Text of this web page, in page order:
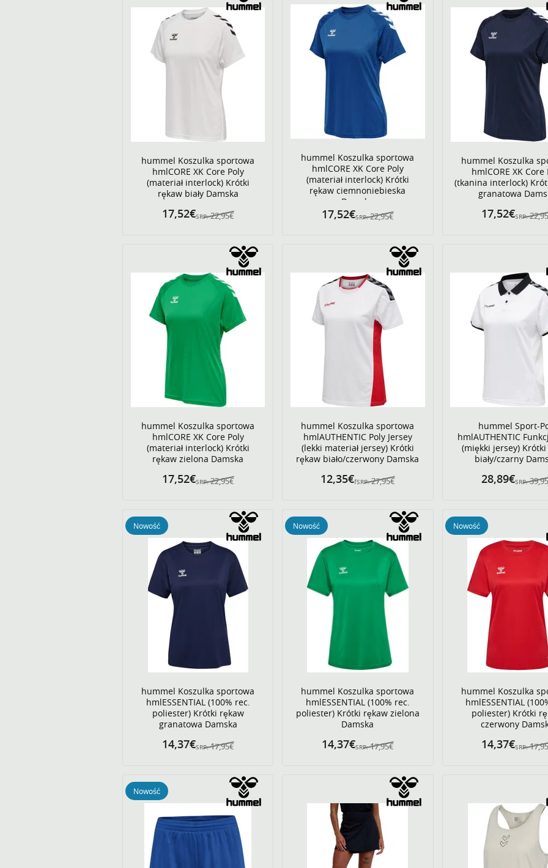
hummel Koszulka sportowa
hmlCORE XK Core Poly
(materiał interlock) Krótki
rękaw biały Damska
SRP: 22,95€
17,52€
hummel Koszulka sportowa
hmlCORE XK Core Poly
(materiał interlock) Krótki
rękaw ciemnoniebieska
Damska
SRP: 22,95€
17,52€
hummel Koszulka
hmlCORE XK Core
(tkanina interlock)
granatowa
SRP:
17,52€
hummel Koszulka sportowa
hmlCORE XK Core Poly
(materiał interlock) Krótki
rękaw zielona Damska
SRP: 22,95€
17,52€
hummel Koszulka sportowa
hmlAUTHENTIC Poly Jersey
(lekki materiał jersey) Krótki
rękaw biało/czerwony Damska
fSRP: 27,95€
12,35€
hummel Sport-
hmlAUTHENTIC
(miękki jersey)
biały/czarny
SRP:
28,89€
hummel Koszulka sportowa
hmlESSENTIAL (100% rec.
poliester) Krótki rękaw
granatowa Damska
SRP: 17,95€
14,37€
Nowość
hummel Koszulka sportowa
hmlESSENTIAL (100% rec.
poliester) Krótki rękaw zielona
Damska
SRP: 17,95€
14,37€
Nowość
hummel Koszulka
hmlESSENTIAL
poliester) Krótki
czerwony
SRP:
14,37€
Nowość
Nowość